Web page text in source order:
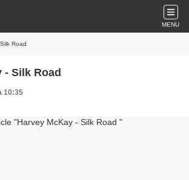
MENU
Road
- Silk Road
10:35